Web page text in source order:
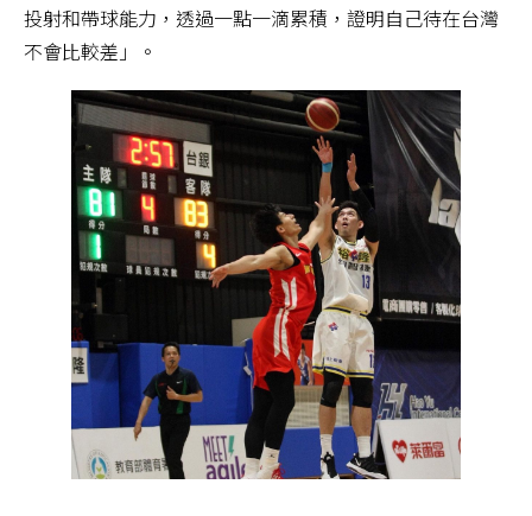
投射和帶球能力，透過一點一滴累積，證明自己待在台灣
不會比較差」。